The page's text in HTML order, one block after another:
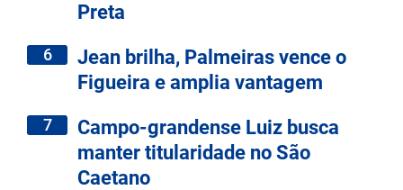
Preta
6
Jean brilha, Palmeiras vence o
Figueira e amplia vantagem
7
Campo-grandense Luiz busca
manter titularidade no São
Caetano